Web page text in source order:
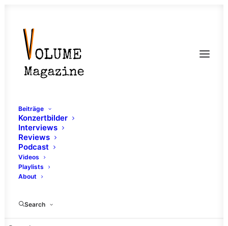
Beiträge
Konzertbilder
Interviews
Reviews
Podcast
Videos
Playlists
About
Search
Festivalinterview:
SETYØURSAILS auf dem
Traffic Jam Open Air